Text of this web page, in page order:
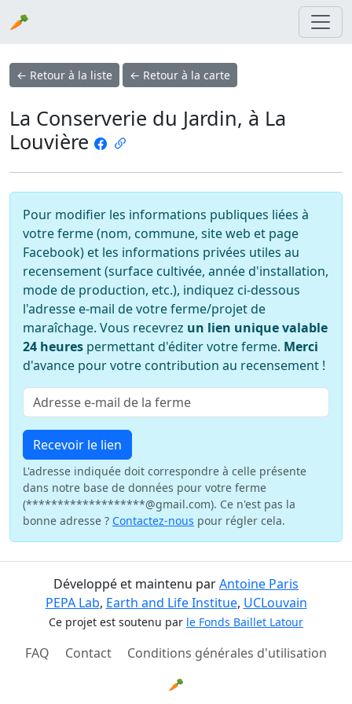
🥕
← Retour à la liste ← Retour à la carte
La Conserverie du Jardin, à La
Louvière
Pour modifier les informations publiques liées à
votre ferme (nom, commune, site web et page
Facebook) et les informations privées utiles au
recensement (surface cultivée, année d'installation,
mode de production, etc.), indiquez ci-dessous
l'adresse e-mail de votre ferme/projet de
maraîchage. Vous recevrez un lien unique valable
24 heures permettant d'éditer votre ferme. Merci
d'avance pour votre contribution au recensement !
Recevoir le lien
L'adresse indiquée doit correspondre à celle présente
dans notre base de données pour votre ferme
(*******************@gmail.com). Ce n'est pas la
bonne adresse ? Contactez-nous pour régler cela.
Développé et maintenu parAntoine Paris
PEPA Lab, Earth and Life Institue, UCLouvain
Ce projet est soutenu par le Fonds Baillet Latour
FAQ Contact
Conditions générales d'utilisation
🥕